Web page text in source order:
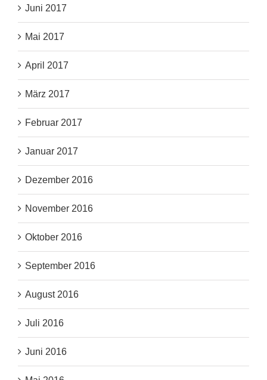
Juni 2017
Mai 2017
April 2017
März 2017
Februar 2017
Januar 2017
Dezember 2016
November 2016
Oktober 2016
September 2016
August 2016
Juli 2016
Juni 2016